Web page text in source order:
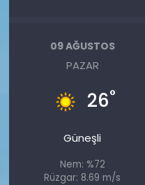
09 AĞUSTOS
PAZAR
26°
Güneşli
Nem: %72
Rüzgar: 8.69 m/s